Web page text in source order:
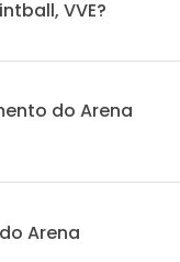
VVE?
do Arena
Arena